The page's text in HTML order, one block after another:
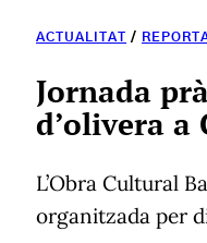
ACTUALITAT /
Jornada
d’olivera a
L’Obra Cultural
organitzada per